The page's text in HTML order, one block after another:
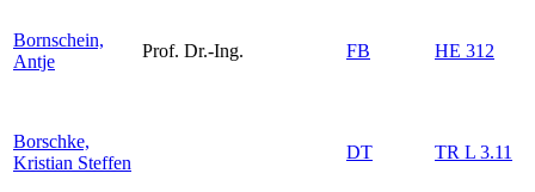
Bornschein,
Antje
Prof. Dr.-Ing. FB HE 312
Borschke,
Kristian Steffen
DT TR L 3.11